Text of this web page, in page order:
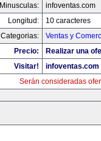
Minusculas:
infoventas.com
Longitud:
10 caracteres
Categorias:
Ventas y
Precio:
Realizar una
Visitar!
infoventas.com
Serán consideradas